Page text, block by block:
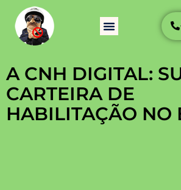
A CNH DIGITAL:
CARTEIRA DE
HABILITAÇÃO NO